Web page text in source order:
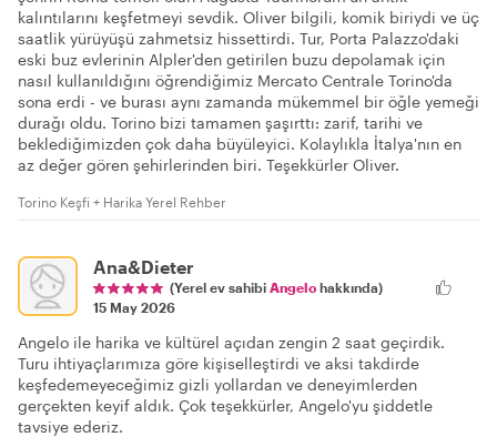
kalıntılarını keşfetmeyi sevdik. Oliver bilgili, komik biriydi ve üç
saatlik yürüyüşü zahmetsiz hissettirdi. Tur, Porta Palazzo'daki
eski buz evlerinin Alpler'den getirilen buzu depolamak için
nasıl kullanıldığını öğrendiğimiz Mercato Centrale Torino'da
sona erdi - ve burası aynı zamanda mükemmel bir öğle yemeği
durağı oldu. Torino bizi tamamen şaşırttı: zarif, tarihi ve
beklediğimizden çok daha büyüleyici. Kolaylıkla İtalya'nın en
az değer gören şehirlerinden biri. Teşekkürler Oliver.
Torino Keşfi + Harika Yerel Rehber
Ana&Dieter
(Yerel ev sahibi Angelo hakkında)
15 May 2026
Angelo ile harika ve kültürel açıdan zengin 2 saat geçirdik.
Turu ihtiyaçlarımıza göre kişiselleştirdi ve aksi takdirde
keşfedemeyeceğimiz gizli yollardan ve deneyimlerden
gerçekten keyif aldık. Çok teşekkürler, Angelo'yu şiddetle
tavsiye ederiz.